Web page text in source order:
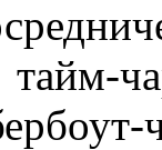
тайм-